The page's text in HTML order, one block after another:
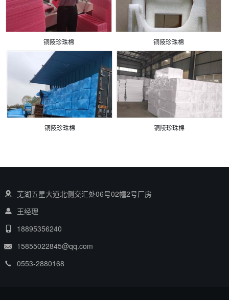
铜陵珍珠棉 铜陵珍珠棉
铜陵珍珠棉 铜陵珍珠棉
芜湖五星大道北侧交汇处06号02幢2号厂房
王经理
18895356240
15855022845@qq.com
0553-2880168